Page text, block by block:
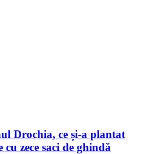
Drochia, ce și-a plantat
zece saci de ghindă